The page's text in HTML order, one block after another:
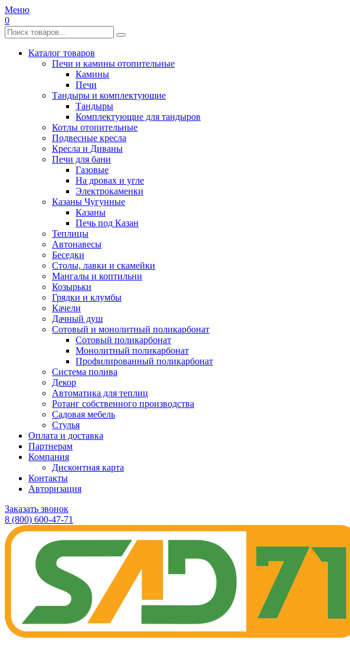
Меню
0
Каталог товаров
Печи и камины отопительные
Камины
Печи
Тандыры и комплектующие
Тандыры
Комплектующие для тандыров
Котлы отопительные
Подвесные кресла
Кресла и Диваны
Печи для бани
Газовые
На дровах и угле
Электрокаменки
Казаны Чугунные
Казаны
Печь под Казан
Теплицы
Автонавесы
Беседки
Столы, лавки и скамейки
Мангалы и коптильни
Козырьки
Грядки и клумбы
Качели
Дачный душ
Сотовый и монолитный поликарбонат
Сотовый поликарбонат
Монолитный поликарбонат
Профилированный поликарбонат
Система полива
Декор
Автоматика для теплиц
Ротанг собственного производства
Садовая мебель
Стулья
Оплата и доставка
Партнерам
Компания
Дисконтная карта
Контакты
Авторизация
Заказать звонок
8 (800) 600-47-71